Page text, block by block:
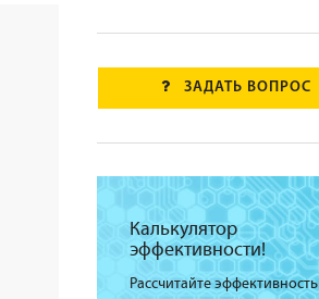
ЗАДАТЬ ВОПРОС
Калькулятор
эффективности!
Рассчитайте эффективность